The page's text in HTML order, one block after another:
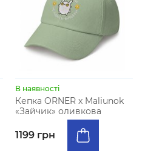
В наявності
Кепка ORNER x Maliunok
«Зайчик» оливкова
1199 грн